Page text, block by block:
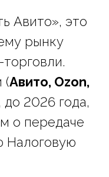
Авито», это
рынку
(Авито, Ozon,
до 2026 года,
о передаче
Налоговую